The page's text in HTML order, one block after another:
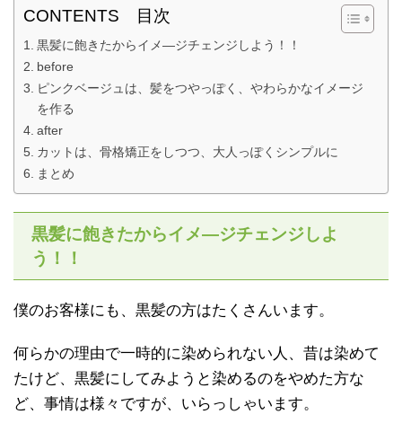
CONTENTS 目次
黒髪に飽きたからイメ―ジチェンジしよう！！
before
ピンクベージュは、髪をつやっぽく、やわらかなイメージ
を作る
after
カットは、骨格矯正をしつつ、大人っぽくシンプルに
まとめ
黒髪に飽きたからイメ―ジチェンジしよ
う！！
僕のお客様にも、黒髪の方はたくさんいます。
何らかの理由で一時的に染められない人、昔は染めて
たけど、黒髪にしてみようと染めるのをやめた方な
ど、事情は様々ですが、いらっしゃいます。